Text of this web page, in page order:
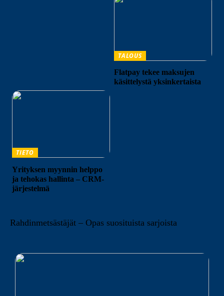
TALOUS
Flatpay tekee maksujen
käsittelystä yksinkertaista
TIETO
Yrityksen myynnin helppo
ja tehokas hallinta – CRM-
järjestelmä
Rahdinmetsästäjät – Opas suosituista sarjoista